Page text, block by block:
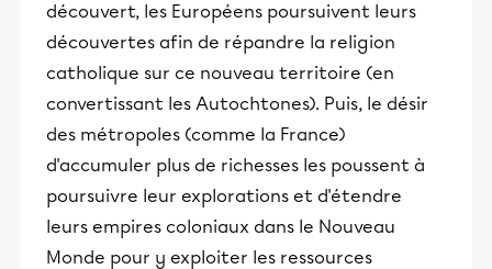
découvert, les Européens poursuivent leurs
découvertes afin de répandre la religion
catholique sur ce nouveau territoire (en
convertissant les Autochtones). Puis, le désir
des métropoles (comme la France)
d'accumuler plus de richesses les poussent à
poursuivre leur explorations et d'étendre
leurs empires coloniaux dans le Nouveau
Monde pour y exploiter les ressources